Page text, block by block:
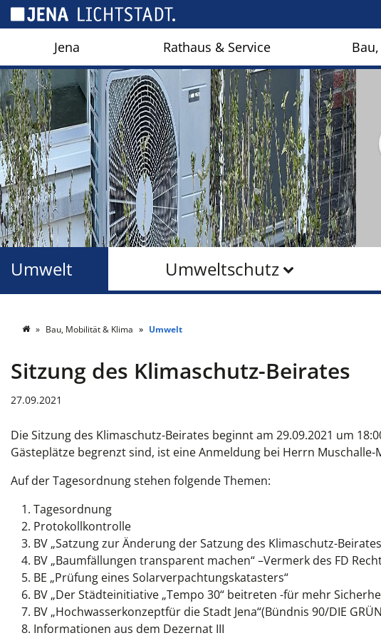
Jena Rathaus & Service
Umweltschutz
Umwelt
Bau, Mobilität & Klima Umwelt
Sitzung des Klimaschutz-Beirates
27.09.2021
Die Sitzung des Klimaschutz-Beirates beginnt am 29.09.2021 um
Gästeplätze begrenzt sind, ist eine Anmeldung bei Herrn
Auf der Tagesordnung stehen folgende Themen:
Tagesordnung
Protokollkontrolle
BV „Satzung zur Änderung der Satzung des Klimaschutz-Beirates
BV „Baumfällungen transparent machen“–Vermerk des FD
BE „Prüfung eines Solarverpachtungskatasters“
BV „Der Städteinitiative „Tempo 30“ beitreten -für mehr
BV „Hochwasserkonzeptfür die Stadt Jena“(Bündnis 90/DIE
Informationen aus dem Dezernat III
Cookie-Einstellungen